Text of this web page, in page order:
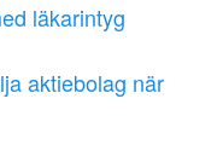
läkarintyg
aktiebolag när